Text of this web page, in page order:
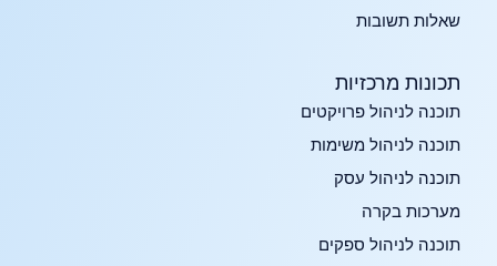
שאלות תשובות
תכונות מרכזיות​
תוכנה לניהול פרויקטים
תוכנה לניהול משימות
תוכנה לניהול עסק
מערכות בקרה
תוכנה לניהול ספקים